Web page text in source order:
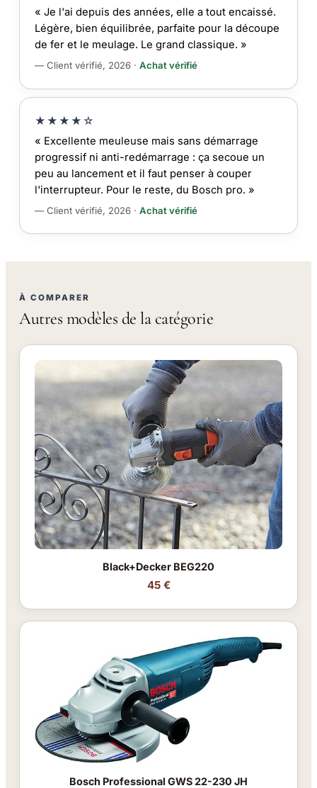
« Je l'ai depuis des années, elle a tout encaissé.
Légère, bien équilibrée, parfaite pour la découpe
de fer et le meulage. Le grand classique. »
— Client vérifié, 2026 · Achat vérifié
★★★★☆
« Excellente meuleuse mais sans démarrage
progressif ni anti-redémarrage : ça secoue un
peu au lancement et il faut penser à couper
l'interrupteur. Pour le reste, du Bosch pro. »
— Client vérifié, 2026 · Achat vérifié
À COMPARER
Autres modèles de la catégorie
Black+Decker BEG220
45 €
Bosch Professional GWS 22-230 JH